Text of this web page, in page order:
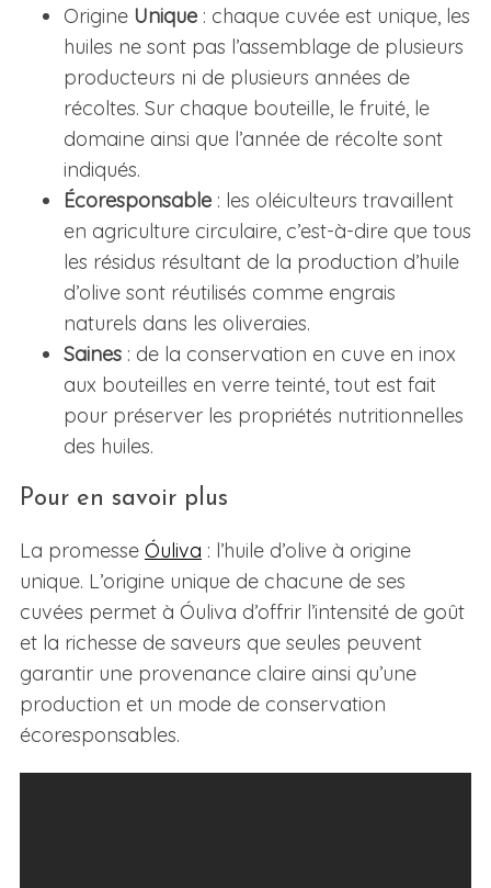
Origine Unique: chaque cuvée est unique, les
huiles ne sont pas l’assemblage de plusieurs
producteurs ni de plusieurs années de
récoltes. Sur chaque bouteille, le fruité, le
domaine ainsi que l’année de récolte sont
indiqués.
Écoresponsable: les oléiculteurs travaillent
en agriculture circulaire, c’est-à-dire que tous
les résidus résultant de la production d’huile
d’olive sont réutilisés comme engrais
naturels dans les oliveraies.
Saines: de la conservation en cuve en inox
aux bouteilles en verre teinté, tout est fait
pour préserver les propriétés nutritionnelles
des huiles.
Pour en savoir plus
La promesse Óuliva : l’huile d’olive à origine
unique. L’origine unique de chacune de ses
cuvées permet à Óuliva d’offrir l’intensité de goût
et la richesse de saveurs que seules peuvent
garantir une provenance claire ainsi qu’une
production et un mode de conservation
écoresponsables.